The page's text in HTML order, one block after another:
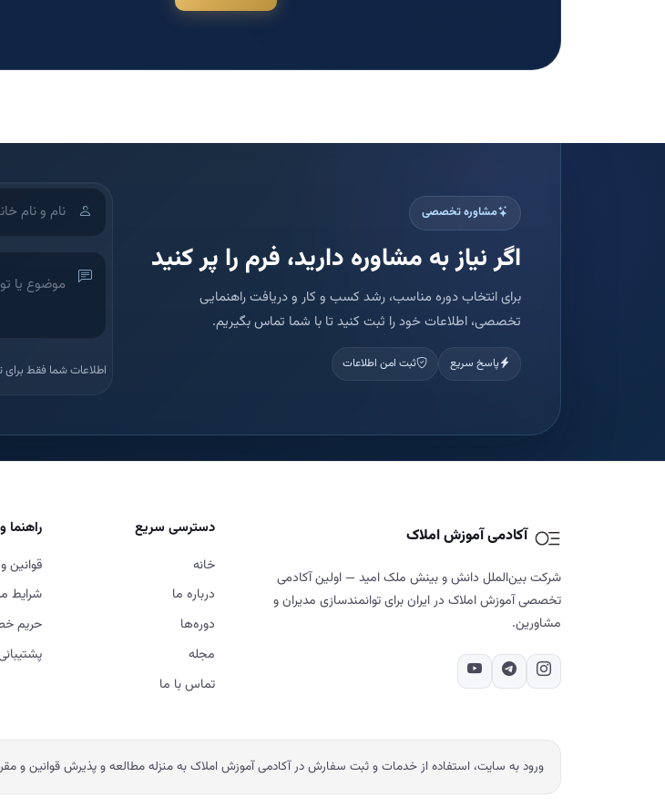
مشاوره تخصصی
اگر نیاز به مشاوره دارید، فرم را پر کنید
برای انتخاب دوره مناسب، رشد کسب و کار و دریافت راهنمایی
تخصصی، اطلاعات خود را ثبت کنید تا با شما تماس بگیریم.
پاسخ سریع ثبت امن اطلاعات اطلاعات شما فقط برای
آکادمی آموزش املاک
شرکت بین‌الملل دانش و بینش ملک امید — اولین آکادمی
تخصصی آموزش املاک در ایران برای توانمندسازی مدیران و
مشاورین.
دسترسی سریع
خانه
درباره ما
دوره‌ها
مجله
تماس با ما
راهنما
قوانین
شرایط
حریم
ورود به سایت، استفاده از خدمات و ثبت سفارش در آکادمی آموزش املاک به منزله مطالعه و پذیرش قوانین